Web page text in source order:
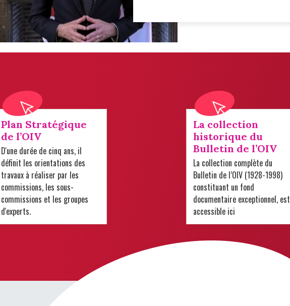
Plan Stratégique
de l’OIV
D'une durée de cinq ans, il
définit les orientations des
travaux à réaliser par les
commissions, les sous-
commissions et les groupes
d'experts.
La collection
historique du
Bulletin de l’OIV
La collection complète du
Bulletin de l’OIV (1928-1998)
constituant un fond
documentaire exceptionnel, est
accessible ici